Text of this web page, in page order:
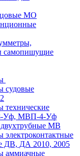
МО
самопишущие
судовые
технические
МВП-4-Уф
МВ
ДВ, ДА 2010, 2005
аммиачные